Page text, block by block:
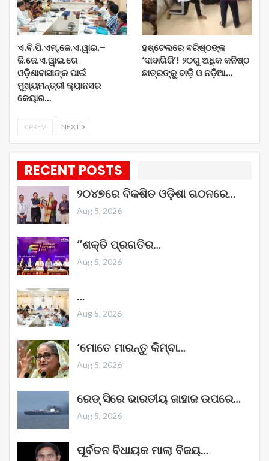
ଏ.ବି.ପି.ଏମ୍.ଜେ.ଏ.ୱାଇ.–
ଜି.ଜେ.ଏ.ୱାଇ.ରେ
ଓଡ଼ିଶାବାସୀଙ୍କ ପାଇଁ
ମୁଖ୍ୟମନ୍ତ୍ରୀ କ୍ୟାନସର
କେୟାର…
ହଷ୍ଟେଲରେ ବରିଷ୍ଠଙ୍କ
‘ଦାଦାଗିରି’! ୨୦ରୁ ଅଧିକ କନିଷ୍ଠ
ଛାତ୍ରଙ୍କୁ ବାଡ଼ି ଓ ନଡ଼ିଆ…
PREV NEXT
RECENT POSTS
୨୦୪୭ରେ ବିକଶିତ ଓଡ଼ିଶା ଗଠନରେ…
Aug 5, 2026
“ଶକ୍ତି ପ୍ରଗତିର…
Aug 5, 2026
…
Aug 5, 2026
‘ମୋତେ ମାରନ୍ତୁ କିମ୍ବା…
Aug 5, 2026
ରେଡ୍ ସିରେ ଭାରତୀୟ ଜାହାଜ ଉପରେ…
Aug 5, 2026
ପୂର୍ବତନ ବିଧାୟକ ମାଲା ବିଜୟ…